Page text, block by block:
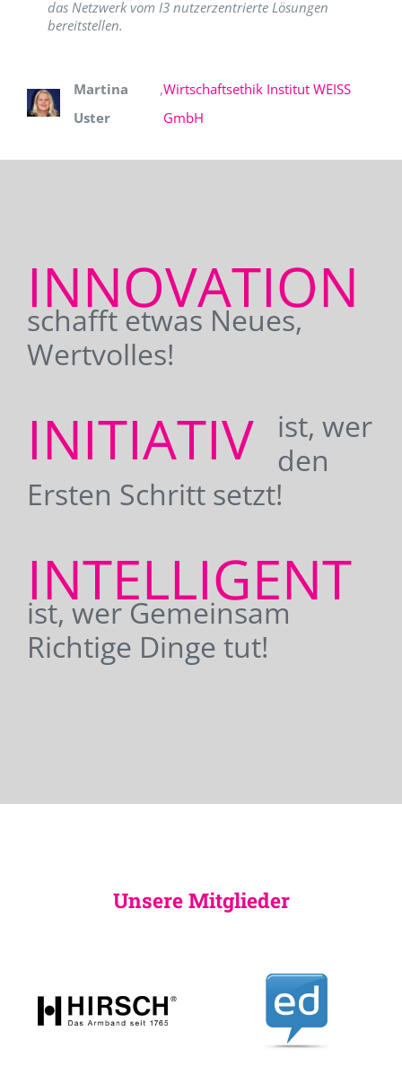
das Netzwerk vom I3 nutzerzentrierte Lösungen
bereitstellen.
Martina
Uster
,Wirtschaftsethik Institut WEISS
GmbH
INNOVATION
schafft etwas Neues,
Wertvolles!
INITIATIV
ist, wer
den
Ersten Schritt setzt!
INTELLIGENT
ist, wer Gemeinsam
Richtige Dinge tut!
Unsere Mitglieder